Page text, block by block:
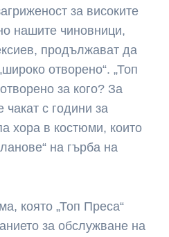
за високите
нашите чиновници,
продължават да
отворено“. „Топ
за кого? За
с години за
хора в костюми, които
на гърба на
която „Топ Преса“
за обслужване на